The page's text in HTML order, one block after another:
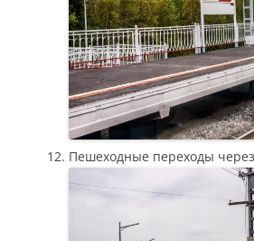
Пешеходные переходы